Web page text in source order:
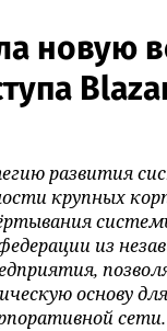
новую
развития
крупных
из
основу
сети.